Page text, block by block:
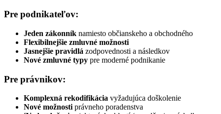
Pre podnikateľov:
Jeden zákonník namiesto občianskeho a obchodného
Flexibilnejšie zmluvné možnosti
Jasnejšie pravidlá zodpovednosti a následkov
Nové zmluvné typy pre moderné podnikanie
Pre právnikov:
Komplexná rekodifikácia vyžadujúca doškolenie
Nové možnosti právneho poradenstva